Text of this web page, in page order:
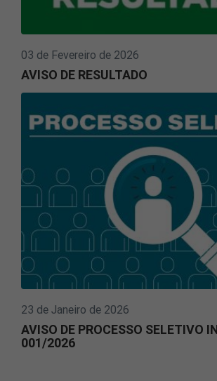
03 de Fevereiro de 2026
AVISO DE RESULTADO
23 de Janeiro de 2026
AVISO DE PROCESSO SELETIVO
001/2026